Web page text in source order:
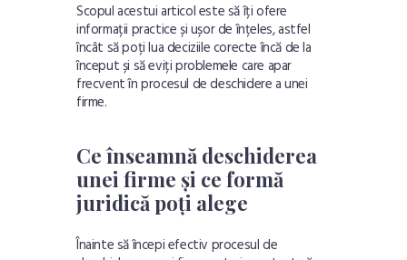
Scopul acestui articol este să îți ofere
informații practice și ușor de înțeles, astfel
încât să poți lua deciziile corecte încă de la
început și să eviți problemele care apar
frecvent în procesul de deschidere a unei
firme.
Ce înseamnă deschiderea
unei firme și ce formă
juridică poți alege
Înainte să începi efectiv procesul de